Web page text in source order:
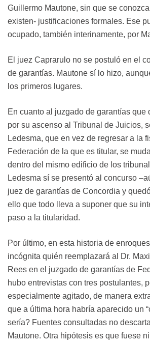
Guillermo Mautone, sin que se
existen- justificaciones formales. Ese
ocupado, también interinamente, por
El juez Caprarulo no se postuló en el
de garantías. Mautone sí lo hizo,
los primeros lugares.
En cuanto al juzgado de garantías que
por su ascenso al Tribunal de Juicios,
Ledesma, que en vez de regresar a la
Federación de la que es titular, se
dentro del mismo edificio de los
Ledesma sí se presentó al concurso
juez de garantías de Concordia y
ello que todo lleva a suponer que su
paso a la titularidad.
Por último, en esta historia de
incógnita quién reemplazará al Dr.
Rees en el juzgado de garantías de
hubo entrevistas con tres postulantes,
especialmente agitado, de manera
que a última hora habría aparecido un
sería? Fuentes consultadas no
Mautone. Otra hipótesis es que fuese